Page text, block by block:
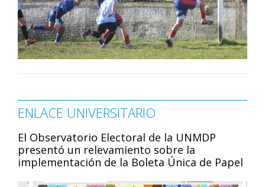
ENLACE UNIVERSITARIO
El Observatorio Electoral de la UNMDP
presentó un relevamiento sobre la
implementación de la Boleta Única de Papel